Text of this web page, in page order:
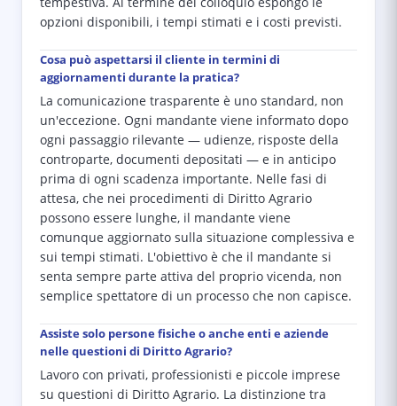
opzioni disponibili, i tempi stimati e i costi previsti.
Cosa può aspettarsi il cliente in termini di
aggiornamenti durante la pratica?
La comunicazione trasparente è uno standard, non
un'eccezione. Ogni mandante viene informato dopo
ogni passaggio rilevante — udienze, risposte della
controparte, documenti depositati — e in anticipo
prima di ogni scadenza importante. Nelle fasi di
attesa, che nei procedimenti di Diritto Agrario
possono essere lunghe, il mandante viene
comunque aggiornato sulla situazione complessiva e
sui tempi stimati. L'obiettivo è che il mandante si
senta sempre parte attiva del proprio vicenda, non
semplice spettatore di un processo che non capisce.
Assiste solo persone fisiche o anche enti e aziende
nelle questioni di Diritto Agrario?
Lavoro con privati, professionisti e piccole imprese
su questioni di Diritto Agrario. La distinzione tra